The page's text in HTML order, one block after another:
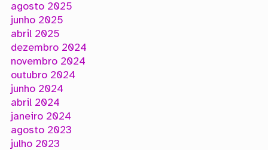
agosto 2025
junho 2025
abril 2025
dezembro 2024
novembro 2024
outubro 2024
junho 2024
abril 2024
janeiro 2024
agosto 2023
julho 2023